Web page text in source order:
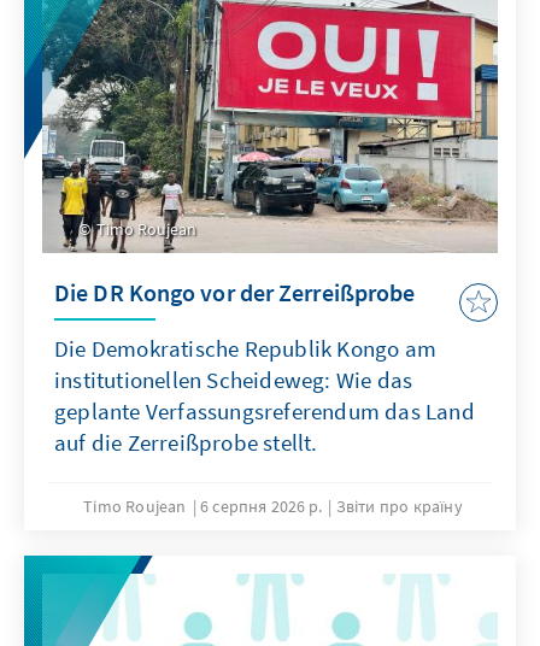
Timo Roujean
Die DR Kongo vor der Zerreißprobe
Die Demokratische Republik Kongo am
institutionellen Scheideweg: Wie das
geplante Verfassungsreferendum das Land
auf die Zerreißprobe stellt.
Timo Roujean 6 серпня 2026 р. Звіти про країну